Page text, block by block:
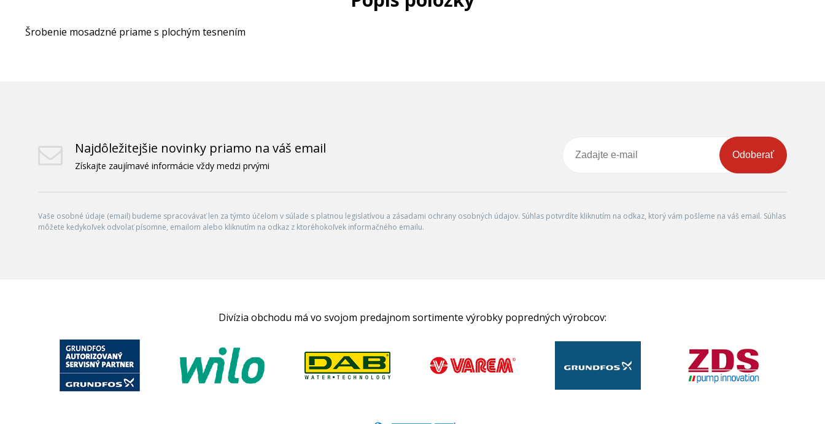
Šrobenie mosadzné priame s plochým tesnením
Najdôležitejšie novinky priamo na váš email
Získajte zaujímavé informácie vždy medzi prvými
Odoberať
Vaše osobné údaje (email) budeme spracovávať len za týmto účelom v súlade s platnou legislatívou a zásadami ochrany osobných údajov. Súhlas potvrdíte kliknutím na odkaz, ktorý vám pošleme na váš email. Súhlas
môžete kedykoľvek odvolať písomne, emailom alebo kliknutím na odkaz z ktoréhokoľvek informačného emailu.
Divízia obchodu má vo svojom predajnom sortimente výrobky popredných výrobcov: